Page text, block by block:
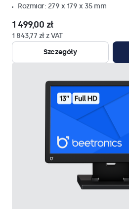
Rozmiar: 279 x 179 x 35 mm
1 499,00 zł
1 843,77 zł z VAT
Szczegóły